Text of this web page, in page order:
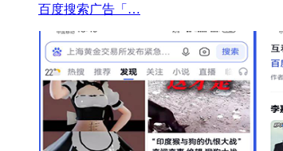
百度搜索广告「…